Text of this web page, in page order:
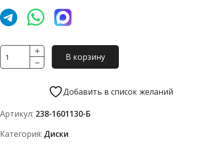
Количество
товара
238-
Б
В корзину
Добавить в список желаний
Артикул: 238-1601130-Б
Категория: Диски